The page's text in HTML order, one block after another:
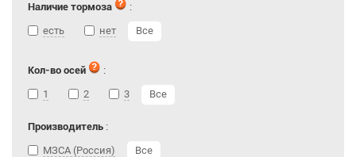
Наличие тормоза
:
есть
нет Все
Кол-во осей
:
1
2 3 Все
Производитель :
МЗСА (Россия)
Все